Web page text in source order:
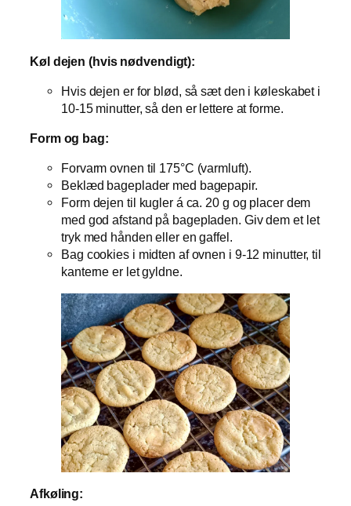
Køl dejen (hvis nødvendigt):
Hvis dejen er for blød, så sæt den i køleskabet i
10-15 minutter, så den er lettere at forme.
Form og bag:
Forvarm ovnen til 175°C (varmluft).
Beklæd bageplader med bagepapir.
Form dejen til kugler á ca. 20 g og placer dem
med god afstand på bagepladen. Giv dem et let
tryk med hånden eller en gaffel.
Bag cookies i midten af ovnen i 9-12 minutter, til
kanterne er let gyldne.
Afkøling: